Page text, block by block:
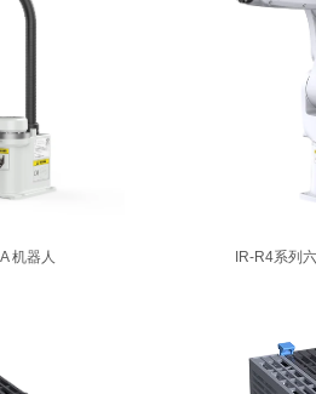
机器人 IR-R4系列